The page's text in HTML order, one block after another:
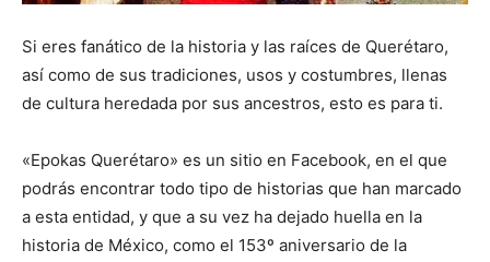
Si eres fanático de la historia y las raíces de Querétaro,
así como de sus tradiciones, usos y costumbres, llenas
de cultura heredada por sus ancestros, esto es para ti.
«Epokas Querétaro» es un sitio en Facebook, en el que
podrás encontrar todo tipo de historias que han marcado
a esta entidad, y que a su vez ha dejado huella en la
historia de México, como el 153º aniversario de la